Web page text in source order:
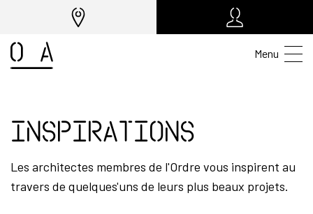
Menu
Inspirations
Les architectes membres de l'Ordre vous inspirent au
travers de quelques'uns de leurs plus beaux projets.